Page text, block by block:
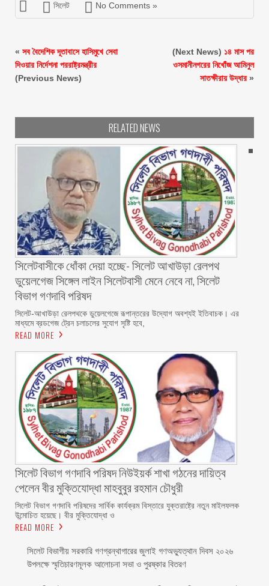
সিলেট No Comments »
« সব বৈদেশিক দূতাবাসে হাসিমুখে সেবা
দিওয়ার নির্দেশনা পররাষ্ট্রমন্ত্রীর
(Previous News)
(Next News) ১৪ মাস পর
ওসমানীনগরের নিখোঁজ আমিনুল
সাতক্ষীরায় উদ্ধার»
RELATED NEWS
‎সিলেটবাসীকে ধোঁকা দেয়া হচ্ছে- সিলেট আখাউড়া রেলপথ
ডুয়েলগেজ সিঙ্গেল লাইন সিলেটবাসী মেনে নেবে না, সিলেট
বিভাগ গণদাবি পরিষদ
‎​সিলেট-আখাউড়া রেলপথকে ডুয়েলগেজে রূপান্তরের উদ্যোগ অবশ্যই ইতিবাচক। এর
মাধ্যমে ব্রডগেজ ট্রেন চলাচলের সুযোগ সৃষ্টি হবে,
READ MORE
সিলেট বিভাগ গণদাবি পরিষদ নিউইয়র্ক শাখা গঠনের দায়িত্ব
পেলেন বীর মুক্তিযোদ্ধা মাহবুবুর রহমান চৌধুরী ‎ ‎
‎সিলেট বিভাগ গণদাবি পরিষদের সার্বিক কার্যক্রম বিস্তারে যুক্তরাষ্ট্রে নতুন মাইলফলক
উন্মোচিত হয়েছে। বীর মুক্তিযোদ্ধা ও
READ MORE
সিলেট বিভাগীয় সরকারি গণগ্রন্থাগারের জুলাই গণঅভ্যুত্থান দিবস ২০২৬
উপলক্ষে স্মৃতিচারণমূলক আলোচনা সভা ও পুরষ্কার বিতরণ ‎ ‎